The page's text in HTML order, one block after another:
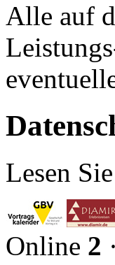
Alle auf
Lesen
Online 2